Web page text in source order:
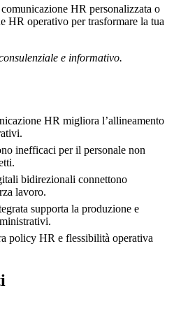
HR personalizzata o
HR operativo per trasformare la tua
e informativo.
HR migliora l’allineamento
inefficaci per il personale non
bidirezionali connettono
lavoro.
supporta la produzione e
policy HR e flessibilità operativa